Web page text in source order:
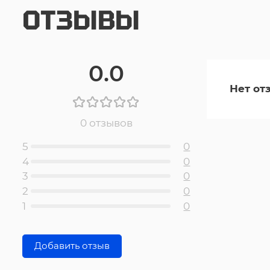
ОТЗЫВЫ
0.0
0 отзывов
5
0
4
0
3
0
2
0
1
0
Добавить отзыв
Нет